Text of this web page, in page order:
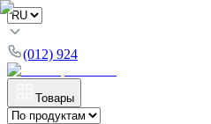
(012) 924
Товары